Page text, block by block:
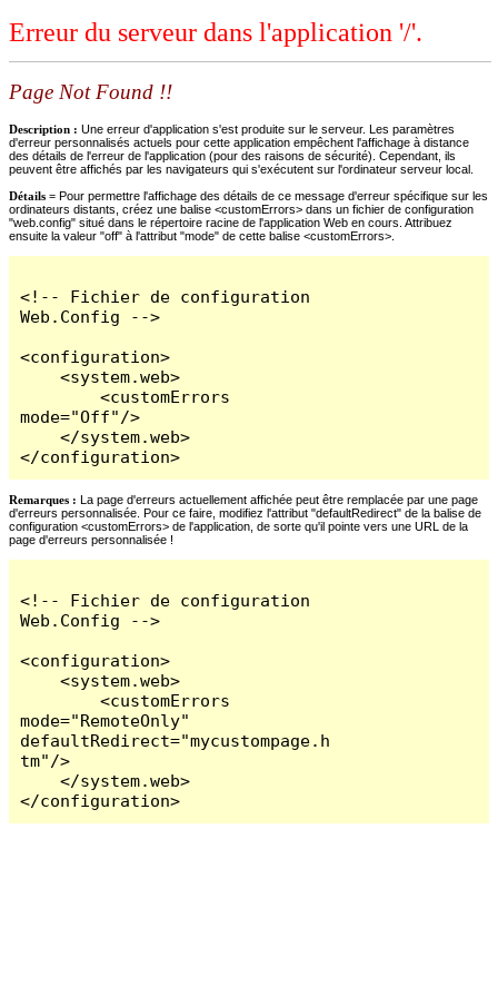
Erreur du serveur dans l'application '/'.
Page Not Found !!
Description : Une erreur d'application s'est produite sur le serveur. Les paramètres
d'erreur personnalisés actuels pour cette application empêchent l'affichage à distance
des détails de l'erreur de l'application (pour des raisons de sécurité). Cependant, ils
peuvent être affichés par les navigateurs qui s'exécutent sur l'ordinateur serveur local.
Détails = Pour permettre l'affichage des détails de ce message d'erreur spécifique sur les
ordinateurs distants, créez une balise <customErrors> dans un fichier de configuration
"web.config" situé dans le répertoire racine de l'application Web en cours. Attribuez
ensuite la valeur "off" à l'attribut "mode" de cette balise <customErrors>.
<!-- Fichier de configuration
Web.Config -->
<configuration>
    <system.web>
        <customErrors
mode="Off"/>
    </system.web>
</configuration>
Remarques : La page d'erreurs actuellement affichée peut être remplacée par une page
d'erreurs personnalisée. Pour ce faire, modifiez l'attribut "defaultRedirect" de la balise de
configuration <customErrors> de l'application, de sorte qu'il pointe vers une URL de la
page d'erreurs personnalisée !
<!-- Fichier de configuration
Web.Config -->
<configuration>
    <system.web>
        <customErrors
mode="RemoteOnly"
defaultRedirect="mycustompage.h
tm"/>
    </system.web>
</configuration>